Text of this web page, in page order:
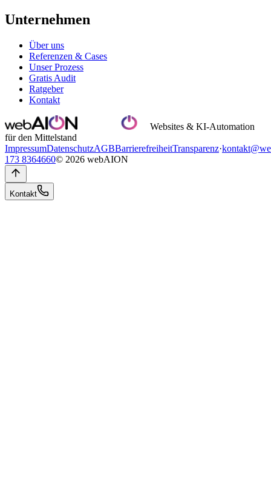
Unternehmen
Über uns
Referenzen & Cases
Unser Prozess
Gratis Audit
Ratgeber
Kontakt
Websites & KI-Automation
für den Mittelstand
ImpressumDatenschutzAGBBarrierefreiheitTransparenz·
173 8364660© 2026 webAION
Kontakt